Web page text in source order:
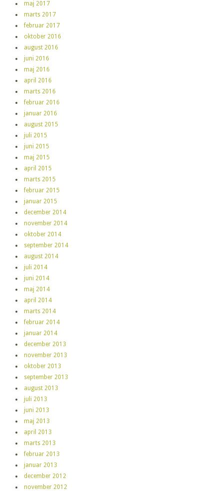
maj 2017
marts 2017
februar 2017
oktober 2016
august 2016
juni 2016
maj 2016
april 2016
marts 2016
februar 2016
januar 2016
august 2015
juli 2015
juni 2015
maj 2015
april 2015
marts 2015
februar 2015
januar 2015
december 2014
november 2014
oktober 2014
september 2014
august 2014
juli 2014
juni 2014
maj 2014
april 2014
marts 2014
februar 2014
januar 2014
december 2013
november 2013
oktober 2013
september 2013
august 2013
juli 2013
juni 2013
maj 2013
april 2013
marts 2013
februar 2013
januar 2013
december 2012
november 2012